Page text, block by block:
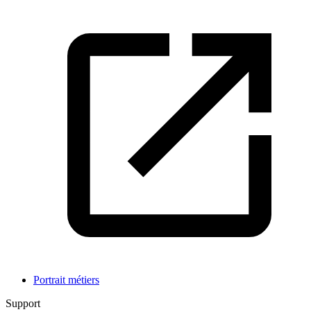
Portrait métiers
Support